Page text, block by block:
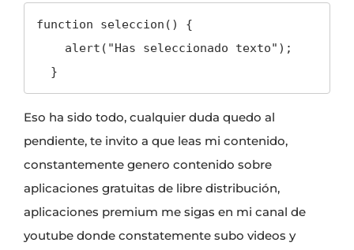
function seleccion() {
  }
Eso ha sido todo, cualquier duda quedo al
pendiente, te invito a que leas mi contenido,
constantemente genero contenido sobre
aplicaciones gratuitas de libre distribución,
aplicaciones premium me sigas en mi canal de
youtube donde constatemente subo videos y